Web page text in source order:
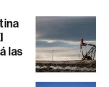
las